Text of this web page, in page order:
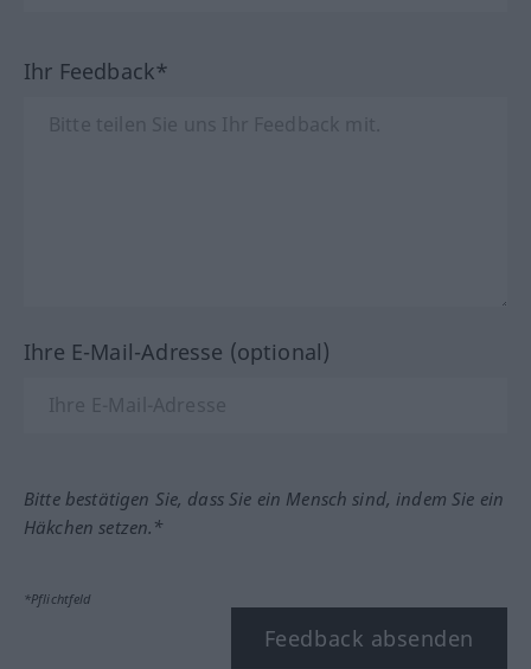
Ihr Feedback*
Ihre E-Mail-Adresse (optional)
Bitte bestätigen Sie, dass Sie ein Mensch sind, indem Sie ein
Häkchen setzen.*
*Pflichtfeld
Feedback absenden